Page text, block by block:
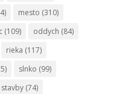
mesto (310)
(109) oddych (84)
rieka (117)
slnko (99)
stavby(74)